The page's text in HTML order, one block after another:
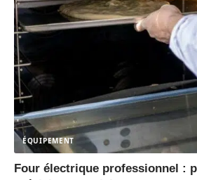
ÉQUIPEMENT
Four électrique professionnel :